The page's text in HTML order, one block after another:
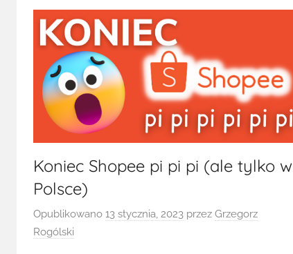
Koniec Shopee pi pi pi (ale tylko w
Polsce)
Opublikowano 13 stycznia, 2023 przez Grzegorz
Rogólski